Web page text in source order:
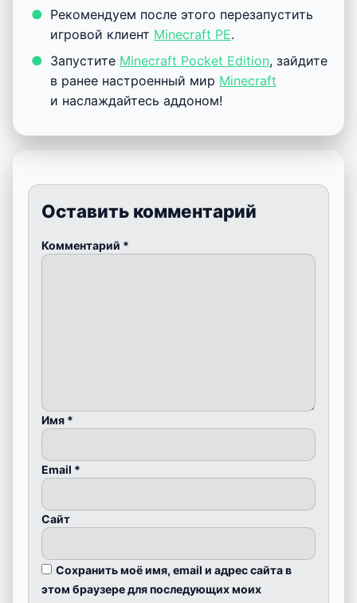
Рекомендуем после этого перезапустить
игровой клиент Minecraft PE.
Запустите Minecraft Pocket Edition, зайдите
в ранее настроенный мир Minecraft
и наслаждайтесь аддоном!
Оставить комментарий
Комментарий *
Имя *
Email *
Сайт
Сохранить моё имя, email и адрес сайта в
этом браузере для последующих моих